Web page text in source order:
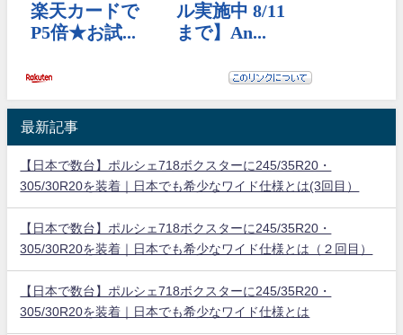
最新記事
【日本で数台】ポルシェ718ボクスターに245/35R20・
305/30R20を装着｜日本でも希少なワイド仕様とは(3回目）
【日本で数台】ポルシェ718ボクスターに245/35R20・
305/30R20を装着｜日本でも希少なワイド仕様とは（２回目）
【日本で数台】ポルシェ718ボクスターに245/35R20・
305/30R20を装着｜日本でも希少なワイド仕様とは